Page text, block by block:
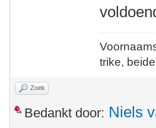
trike,
Zoek
Bedankt door: Niels